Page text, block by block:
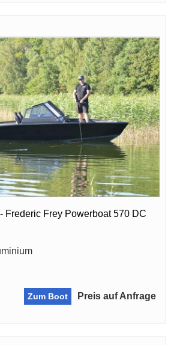
Frederic Frey Powerboat 570 DC
Zum Boot Preis auf Anfrage